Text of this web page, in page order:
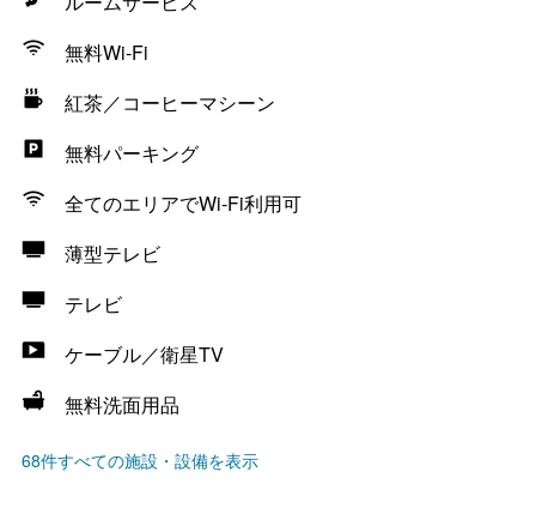
無料Wi-Fi
紅茶／コーヒーマシーン
無料パーキング
全てのエリアでWi-Fi利用可
薄型テレビ
テレビ
ケーブル／衛星TV
無料洗面用品
68件すべての施設・設備を表示